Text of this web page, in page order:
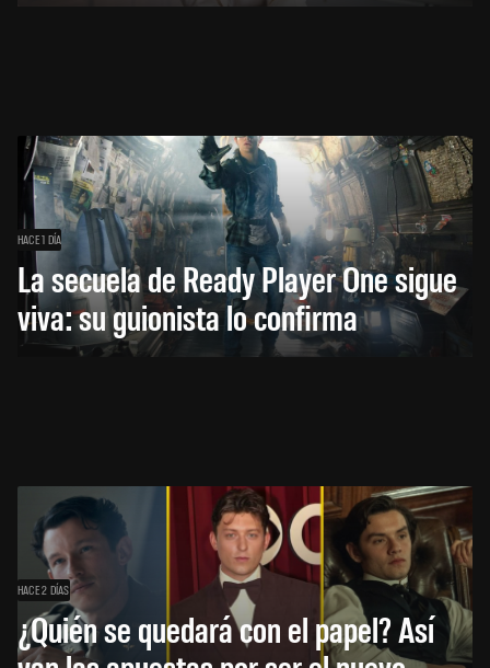
HACE 1 DÍA
La secuela de Ready Player One sigue
viva: su guionista lo confirma
HACE 2 DÍAS
¿Quién se quedará con el papel? Así